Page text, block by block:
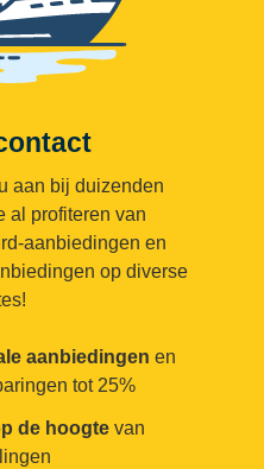
aan bij duizenden
al profiteren van
aanbiedingen en
op diverse
aanbiedingen en
tot 25%
de hoogte van